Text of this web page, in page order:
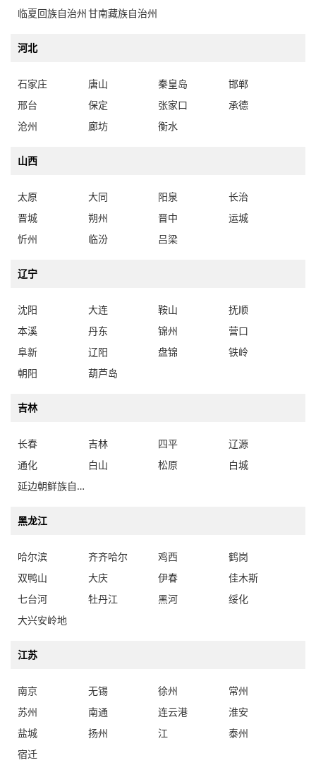
临夏回族自治州甘南藏族自治州
河北
石家庄 唐山 秦皇岛
邯郸
邢台
保定 张家口
承德
沧州
廊坊 衡水
山西
太原 大同 阳泉
长治
晋城
朔州 晋中
运城
忻州
临汾 吕梁
辽宁
沈阳 大连 鞍山
抚顺
本溪
丹东 锦州
营口
阜新
辽阳 盘锦
铁岭
朝阳
葫芦岛
吉林
长春 吉林 四平
辽源
通化
白山 松原
白城
延边朝鲜族自治州
黑龙江
哈尔滨 齐齐哈尔 鸡西
鹤岗
双鸭山
大庆 伊春
佳木斯
七台河
牡丹江 黑河
绥化
大兴安岭地
江苏
南京 无锡 徐州
常州
苏州
南通 连云港
淮安
盐城
扬州 江
泰州
宿迁